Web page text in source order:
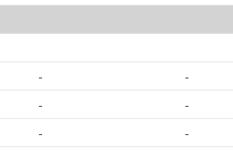
-
-
-
-
-
-